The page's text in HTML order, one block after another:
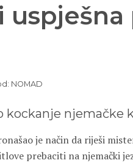
NOMAD
kockanje njemačke
je način da riješi
prebaciti na njemački